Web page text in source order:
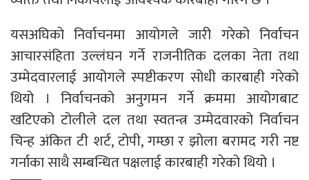
यसअघिको निर्वाचनमा आयोगले जारी गरेको निर्वाचन
आचारसंहिता उल्लंघन गर्ने राजनीतिक दलका नेता तथा
उम्मेदवारलाई आयोगले स्पष्टीकरण सोधी कारबाही गरेको
थियो । निर्वाचनको अनुगमन गर्ने क्रममा आयोगबाट
खटिएको टोलीले दल तथा स्वतन्त्र उम्मेदवारको निर्वाचन
चिन्ह अंकित टी शर्ट, टोपी, गम्छा र झोला बरामद गरी नष्ट
गर्नाका साथै सम्बन्धित पक्षलाई कारबाही गरेको थियो ।